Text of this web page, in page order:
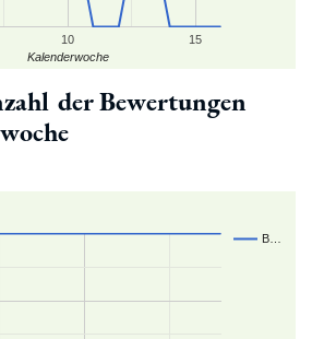
10 15
Kalenderwoche
der Bewertungen
B…